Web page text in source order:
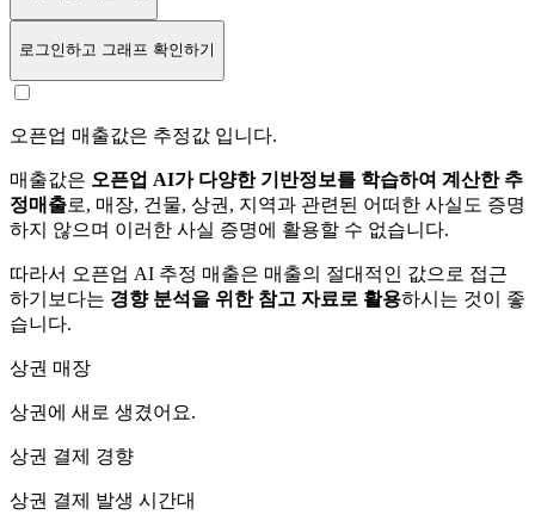
로그인하고 그래프 확인하기
오픈업 매출값은 추정값 입니다.
매출값은 오픈업 AI가 다양한 기반정보를 학습하여 계산한 추
정매출로, 매장, 건물, 상권, 지역과 관련된 어떠한 사실도 증명
하지 않으며 이러한 사실 증명에 활용할 수 없습니다.
따라서 오픈업 AI 추정 매출은 매출의 절대적인 값으로 접근
하기보다는 경향 분석을 위한 참고 자료로 활용하시는 것이 좋
습니다.
상권 매장
상권에 새로 생겼어요.
상권 결제 경향
상권 결제 발생 시간대